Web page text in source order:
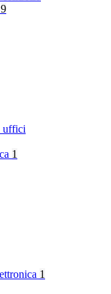
9
uffici
1
1